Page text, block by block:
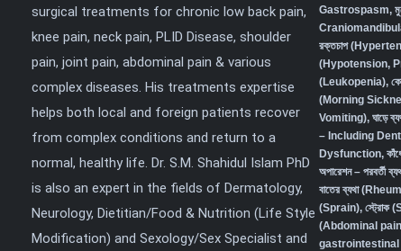
surgical treatments for chronic low back pain,
knee pain, neck pain, PLID Disease, shoulder
pain, joint pain, abdominal pain & various
complex diseases. His treatments expertise
helps both local and foreign patients recover
from complex conditions and return to a
normal, healthy life. Dr. S.M. Shahidul Islam PhD
is also an expert in the fields of Dermatology,
Neurology, Dietitian/Food & Nutrition (Life Style
Modification) and Sexology/Sex Specialist and
Gastrospasm,
রক্তচাপ
(Hypotension,
(Leukopenia),
(Morning
Vomiting), ঘাড়ে
– Including
Dysfunction,
অপারেশন –
বাতের ব্যথা
(Sprain), স্ট্রোক
(Abdominal
gastrointestinal